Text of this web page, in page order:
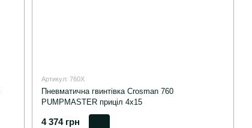
Артикул: 760X
Пневматична гвинтівка Crosman 760
PUMPMASTER приціл 4х15
4 374 грн